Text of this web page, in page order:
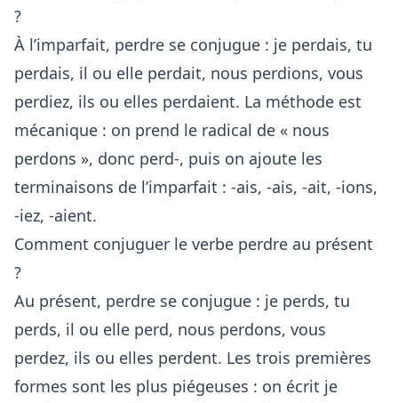
?
À l’imparfait, perdre se conjugue : je perdais, tu
perdais, il ou elle perdait, nous perdions, vous
perdiez, ils ou elles perdaient. La méthode est
mécanique : on prend le radical de « nous
perdons », donc perd-, puis on ajoute les
terminaisons de l’imparfait : -ais, -ais, -ait, -ions,
-iez, -aient.
Comment conjuguer le verbe perdre au présent
?
Au présent, perdre se conjugue : je perds, tu
perds, il ou elle perd, nous perdons, vous
perdez, ils ou elles perdent. Les trois premières
formes sont les plus piégeuses : on écrit je